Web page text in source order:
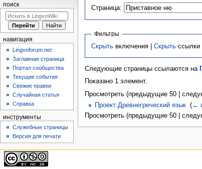
навигации
поиску
Страница:
Фильтры
Скрыть включения |Скрыть
Следующие страницы ссылаются на
Показано 1 элемент.
Просмотреть (предыдущие 50 |
Проект:Древнегреческий язык‎ (←
Просмотреть (предыдущие 50 |
поиск
навигация
Lingvoforum.net
Заглавная страница
Портал сообщества
Текущие события
Свежие правки
Случайная статья
Справка
инструменты
Служебные страницы
Версия для печати